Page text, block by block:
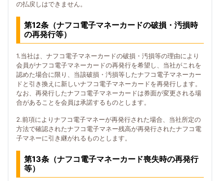
の払戻しはできません。
第12条（ナフコ電子マネーカードの破損・汚損時
の再発行等）
1.当社は、ナフコ電子マネーカードの破損・汚損等の理由により
会員がナフコ電子マネーカードの再発行を希望し、当社がこれを
認めた場合に限り、当該破損・汚損等したナフコ電子マネーカー
ドと引き換えに新しいナフコ電子マネーカードを再発行します。
なお、再発行したナフコ電子マネーカードは券面が変更される場
合があることを会員は承諾するものとします。
2.前項によりナフコ電子マネーが再発行された場合、当社所定の
方法で確認されたナフコ電子マネー残高が再発行されたナフコ電
子マネーに引き継がれるものとします。
第13条（ナフコ電子マネーカード喪失時の再発行
等）